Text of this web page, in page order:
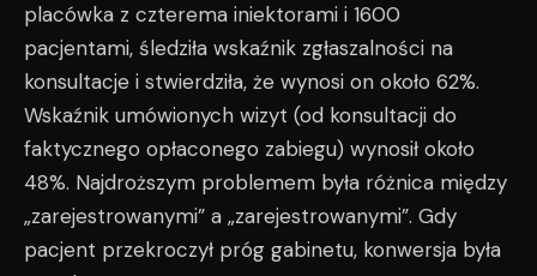
placówka z czterema iniektorami i 1600
pacjentami, śledziła wskaźnik zgłaszalności na
konsultacje i stwierdziła, że wynosi on około 62%.
Wskaźnik umówionych wizyt (od konsultacji do
faktycznego opłaconego zabiegu) wynosił około
48%. Najdroższym problemem była różnica między
„zarejestrowanymi” a „zarejestrowanymi”. Gdy
pacjent przekroczył próg gabinetu, konwersja była